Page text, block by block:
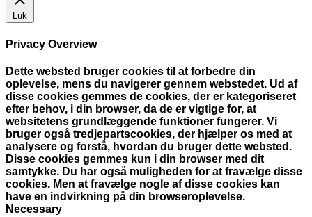
Luk
Privacy Overview
Dette websted bruger cookies til at forbedre din
oplevelse, mens du navigerer gennem webstedet. Ud af
disse cookies gemmes de cookies, der er kategoriseret
efter behov, i din browser, da de er vigtige for, at
websitetens grundlæggende funktioner fungerer. Vi
bruger også tredjepartscookies, der hjælper os med at
analysere og forstå, hvordan du bruger dette websted.
Disse cookies gemmes kun i din browser med dit
samtykke. Du har også muligheden for at fravælge disse
cookies. Men at fravælge nogle af disse cookies kan
have en indvirkning på din browseroplevelse.
Necessary